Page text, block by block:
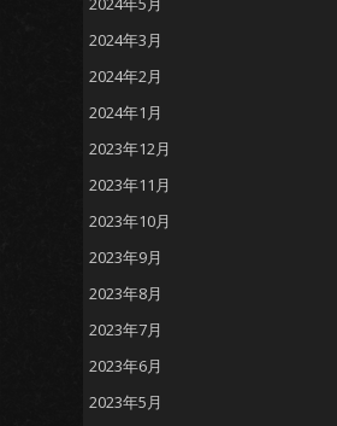
2024年3月
2024年2月
2024年1月
2023年12月
2023年11月
2023年10月
2023年9月
2023年8月
2023年7月
2023年6月
2023年5月